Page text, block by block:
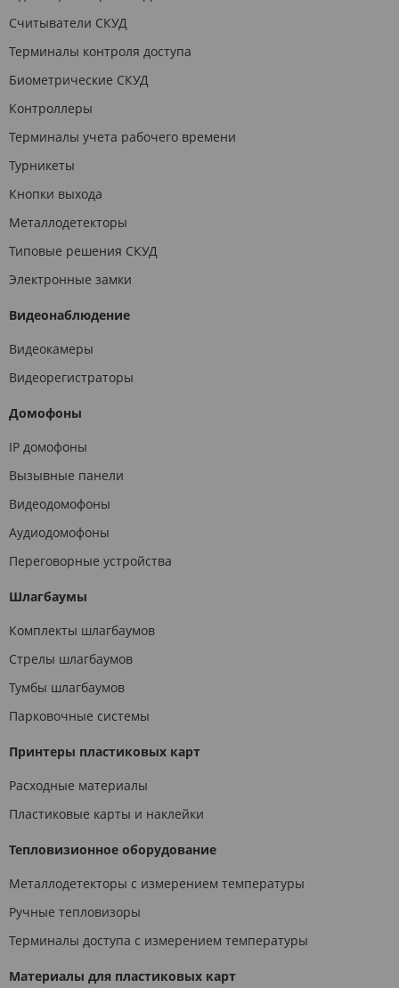
Считыватели СКУД
Терминалы контроля доступа
Биометрические СКУД
Контроллеры
Терминалы учета рабочего времени
Турникеты
Кнопки выхода
Металлодетекторы
Типовые решения СКУД
Электронные замки
Видеонаблюдение
Видеокамеры
Видеорегистраторы
Домофоны
IP домофоны
Вызывные панели
Видеодомофоны
Аудиодомофоны
Переговорные устройства
Шлагбаумы
Комплекты шлагбаумов
Стрелы шлагбаумов
Тумбы шлагбаумов
Парковочные системы
Принтеры пластиковых карт
Расходные материалы
Пластиковые карты и наклейки
Тепловизионное оборудование
Металлодетекторы с измерением температуры
Ручные тепловизоры
Терминалы доступа с измерением температуры
Материалы для пластиковых карт